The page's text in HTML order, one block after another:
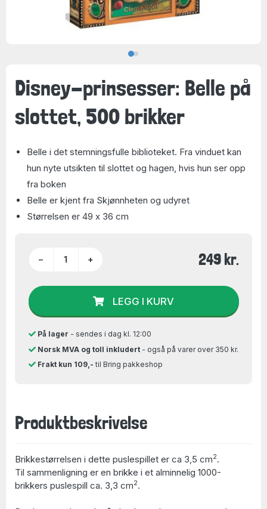
Disney-prinsesser: Belle på
slottet, 500 brikker
Belle i det stemningsfulle biblioteket. Fra vinduet kan
hun nyte utsikten til slottet og hagen, hvis hun ser opp
fra boken
Belle er kjent fra Skjønnheten og udyret
Størrelsen er 49 x 36 cm
− + 249 kr.
LEGG I KURV
På lager - sendes i dag kl. 12:00
Norsk MVA og toll inkludert- også på varer over 350 kr.
Frakt kun 109,- til Bring pakkeshop
Produktbeskrivelse
Brikkestørrelsen i dette puslespillet er ca 3,5 cm2.
Til sammenligning er en brikke i et alminnelig 1000-
brikkers puslespill ca. 3,3 cm2.